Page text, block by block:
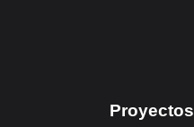
Proyectos